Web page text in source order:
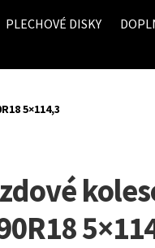
PLECHOVÉ DISKY
5×114,3